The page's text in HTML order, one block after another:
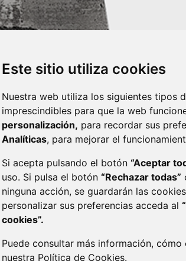
Este sitio utiliza cookies
Nuestra web utiliza los siguientes tipos
imprescindibles para que la web
personalización, para recordar sus
Analíticas, para mejorar el
Si acepta pulsando el botón “Aceptar
uso. Si pulsa el botón “Rechazar todas”
ninguna acción, se guardarán las
personalizar sus preferencias acceda al
cookies”.
Puede consultar más información,
nuestra Política de Cookies.
700 ·sac@monzon.es
DATOS POLÍTICA DE COOKIES